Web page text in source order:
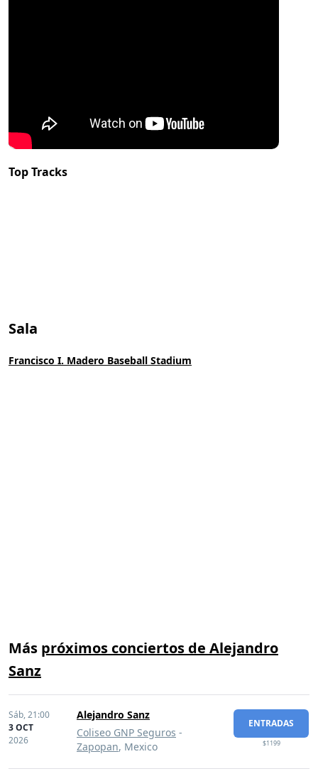
Top Tracks
Sala
Francisco I. Madero Baseball Stadium
Más próximos conciertos de Alejandro
Sanz
Sáb,21:00
3 OCT
2026
Alejandro Sanz
Coliseo GNP Seguros -
Zapopan, Mexico
ENTRADAS
$1199